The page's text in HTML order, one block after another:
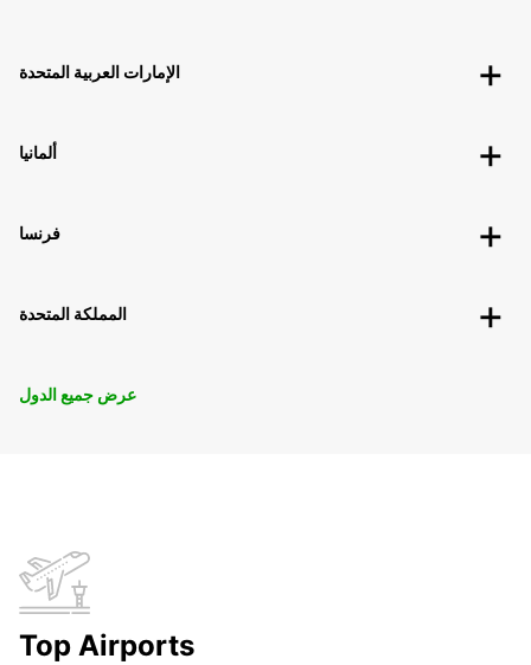
الإمارات العربية المتحدة
ألمانيا
فرنسا
المملكة المتحدة
عرض جميع الدول
Top Airports